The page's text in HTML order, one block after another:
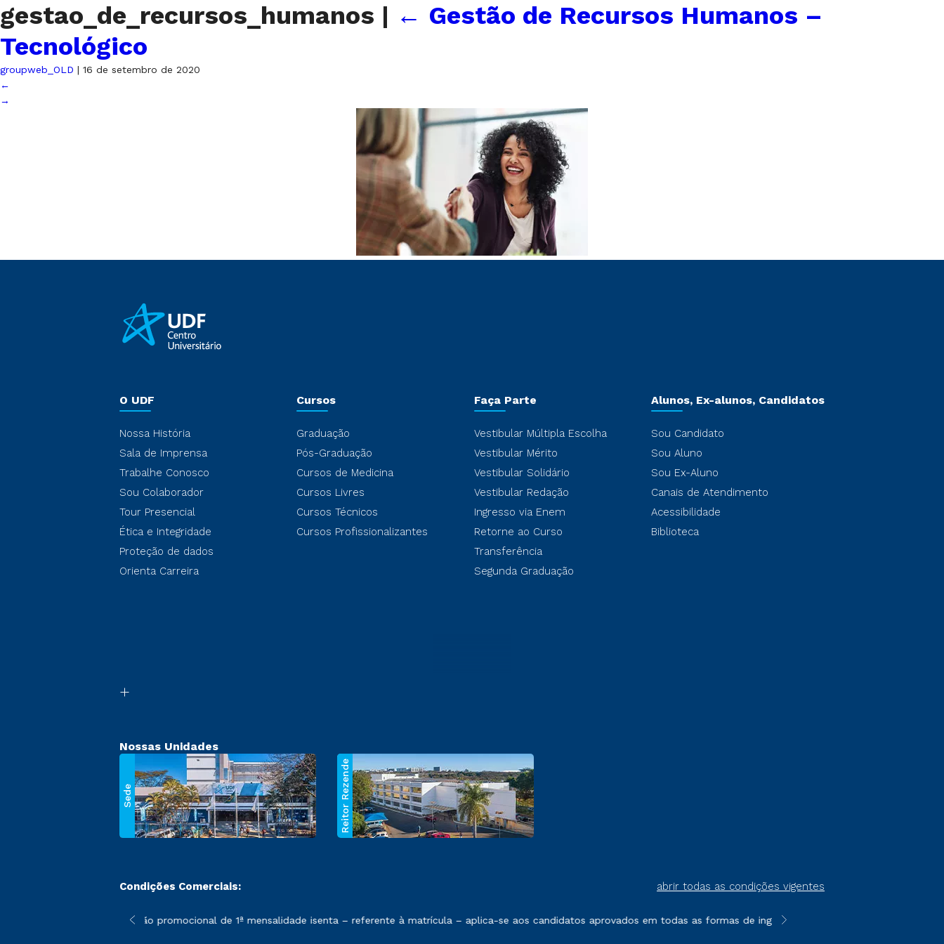
gestao_de_recursos_humanos | ← Gestão de Recursos Humanos –
Tecnológico
groupweb_OLD | 16 de setembro de 2020
←
→
O UDF
Nossa História
Sala de Imprensa
Trabalhe Conosco
Sou Colaborador
Tour Presencial
Ética e Integridade
Proteção de dados
Orienta Carreira
Cursos
Graduação
Pós-Graduação
Cursos de Medicina
Cursos Livres
Cursos Técnicos
Cursos Profissionalizantes
Faça Parte
Vestibular Múltipla Escolha
Vestibular Mérito
Vestibular Solidário
Vestibular Redação
Ingresso via Enem
Retorne ao Curso
Transferência
Segunda Graduação
Alunos, Ex-alunos, Candidatos
Sou Candidato
Sou Aluno
Sou Ex-Aluno
Canais de Atendimento
Acessibilidade
Biblioteca
Nossas Unidades
Sede Reitor Rezende
Condições Comerciais: abrir todas as condições vigentes
sofrer alterações nos períodos de rematrícula conforme exposto no contrato de prestação de serviços.
*A condição promocional de 1ª mensalidade isenta – referente à matrícula – aplica-se aos candidatos aprovados em todas as formas de ingresso, exceto na prova on-line
**Semipresencial é um formato do